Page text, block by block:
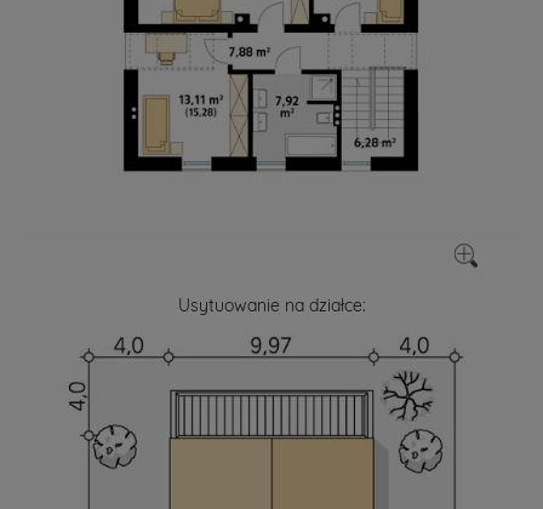
Usytuowanie na działce: